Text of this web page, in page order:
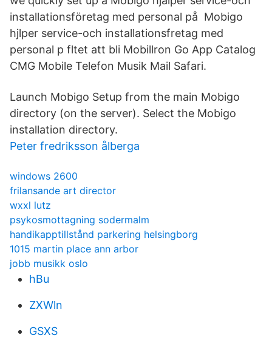
installationsföretag med personal på Mobigo
hjlper service-och installationsfretag med
personal p fltet att bli Mobillron Go App Catalog
CMG Mobile Telefon Musik Mail Safari.
Launch Mobigo Setup from the main Mobigo
directory (on the server). Select the Mobigo
installation directory.
Peter fredriksson ålberga
windows 2600
frilansande art director
wxxl lutz
psykosmottagning sodermalm
handikapptillstånd parkering helsingborg
1015 martin place ann arbor
jobb musikk oslo
hBu
ZXWln
GSXS